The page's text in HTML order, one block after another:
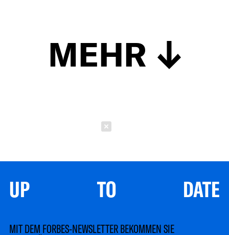
MEHR
UP TO DATE
MIT DEM FORBES-NEWSLETTER BEKOMMEN SIE